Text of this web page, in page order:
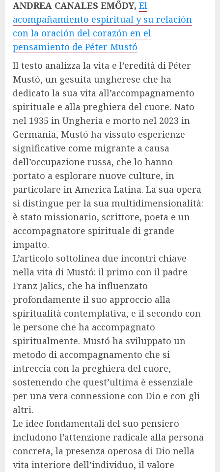
ANDREA CANALES EMŐDY, El
acompañamiento espiritual y su relación
con la oración del corazón en el
pensamiento de Péter Mustó
Il testo analizza la vita e l’eredità di Péter
Mustó, un gesuita ungherese che ha
dedicato la sua vita all’accompagnamento
spirituale e alla preghiera del cuore. Nato
nel 1935 in Ungheria e morto nel 2023 in
Germania, Mustó ha vissuto esperienze
significative come migrante a causa
dell’occupazione russa, che lo hanno
portato a esplorare nuove culture, in
particolare in America Latina. La sua opera
si distingue per la sua multidimensionalità:
è stato missionario, scrittore, poeta e un
accompagnatore spirituale di grande
impatto.
L’articolo sottolinea due incontri chiave
nella vita di Mustó: il primo con il padre
Franz Jalics, che ha influenzato
profondamente il suo approccio alla
spiritualità contemplativa, e il secondo con
le persone che ha accompagnato
spiritualmente. Mustó ha sviluppato un
metodo di accompagnamento che si
intreccia con la preghiera del cuore,
sostenendo che quest’ultima è essenziale
per una vera connessione con Dio e con gli
altri.
Le idee fondamentali del suo pensiero
includono l’attenzione radicale alla persona
concreta, la presenza operosa di Dio nella
vita interiore dell’individuo, il valore